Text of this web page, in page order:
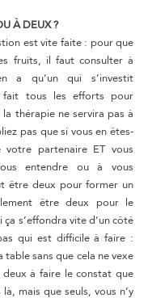
À DEUX ?
est vite faite : pour que
fruits, il faut consulter à
a qu’un qui s’investit
fait tous les efforts pour
thérapie ne servira pas à
pas que si vous en êtes-
votre partenaire ET vous
entendre ou à vous
être deux pour former un
être deux pour le
s’effondra vite d’un côté
qui est difficile à faire :
sans que cela ne vexe
deux à faire le constat que
mais que seuls, vous n’y